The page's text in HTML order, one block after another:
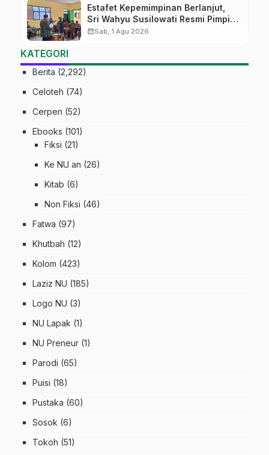
Estafet Kepemimpinan Berlanjut,
Sri Wahyu Susilowati Resmi Pimpin
MTs Ma’arif Sapuran
calendar_monthSab, 1 Agu 2026
KATEGORI
Berita (2,292)
Celoteh (74)
Cerpen (52)
Ebooks (101)
Fiksi (21)
Ke NU an (26)
Kitab (6)
Non Fiksi (46)
Fatwa (97)
Khutbah (12)
Kolom (423)
Laziz NU (185)
Logo NU (3)
NU Lapak (1)
NU Preneur (1)
Parodi (65)
Puisi (18)
Pustaka (60)
Sosok (6)
Tokoh (51)